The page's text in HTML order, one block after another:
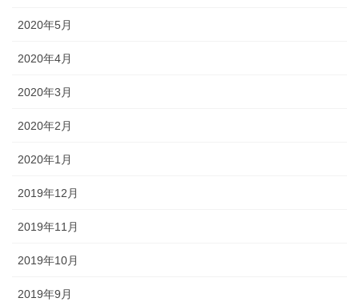
2020年5月
2020年4月
2020年3月
2020年2月
2020年1月
2019年12月
2019年11月
2019年10月
2019年9月